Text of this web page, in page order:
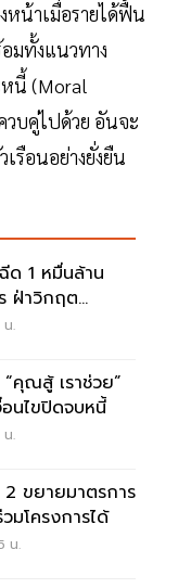
หน้าเมื่อรายได้ฟื้น
มทั้งแนวทาง
นี้ (Moral
วบคู่ไปด้วย อันจะ
รือนอย่างยั่งยืน
ด 1 หมื่นล้าน
ฝ่าวิกฤต
น.
คุณสู้ เราช่วย”
นไขปิดจบหนี้
น.
ขยายมาตรการ
มโครงการได้
น.